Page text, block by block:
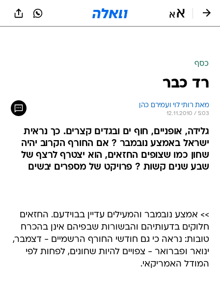
כסף
רד כבר
מאת רותי לוי ועמירם כהן
12.11.2010 / 5:03
גלידה, אופניים, חוף ים ובגדים קצרים. כך נראית
ישראל באמצע נובמבר ? אם החורף הקרוב יהיה
שחון כמו שצופים החזאים, הוא יצטרף לרצף של
שבע שנים קשות ? פרויקט של מספרים יבשים
>> אמצע נובמבר והמעילים עדיין בבוידעם. החזאים
חלוקים בדעותיהם והבשורות שבפיהם אינן בהכרח
טובות: נראה כי גם חודשי החורף הרשמיים - דצמבר,
ינואר ופברואר - צפויים להיות שחונים, לפחות לפי
המודל האמריקאי.